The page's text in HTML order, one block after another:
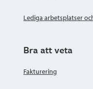
Lediga arbetsplatser
Bra att veta
Fakturering